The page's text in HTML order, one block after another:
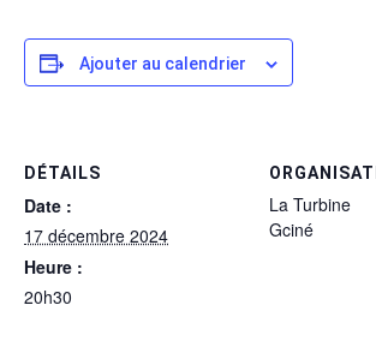
Ajouter au calendrier
DÉTAILS
Date :
17 décembre 2024
Heure :
20h30
La Turbine
Gciné